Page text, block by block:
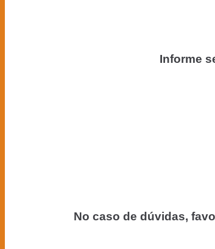
Informe
No caso de dúvidas,